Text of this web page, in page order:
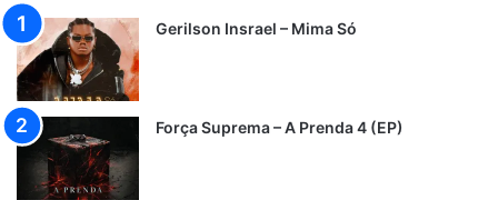
Gerilson Insrael – Mima Só
Força Suprema – A Prenda 4 (EP)